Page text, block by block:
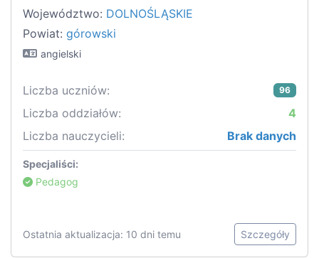
Województwo: DOLNOŚLĄSKIE
Powiat: górowski
angielski
Liczba uczniów: 96
Liczba oddziałów:
4
Liczba nauczycieli:
Brak danych
Specjaliści:
Pedagog
Ostatnia aktualizacja: 10 dni temu Szczegóły